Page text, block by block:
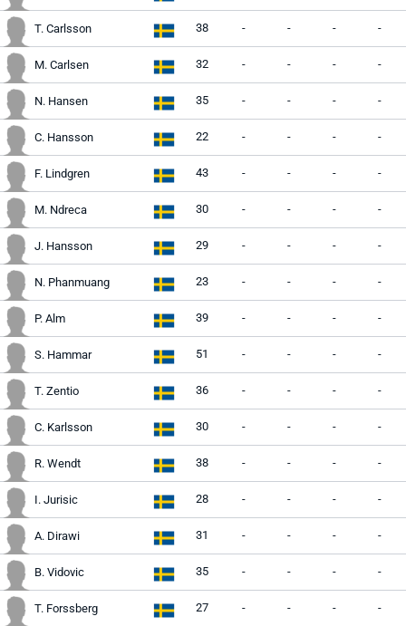
T. Carlsson 38 - - - -
M. Carlsen 32 - - - -
N. Hansen 35 - - - -
C. Hansson 22 - - - -
F. Lindgren 43 - - - -
M. Ndreca 30 - - - -
J. Hansson 29 - - - -
N. Phanmuang 23 - - - -
P. Alm 39 - - - -
S. Hammar 51 - - - -
T. Zentio 36 - - - -
C. Karlsson 30 - - - -
R. Wendt 38 - - - -
I. Jurisic 28 - - - -
A. Dirawi 31 - - - -
B. Vidovic 35 - - - -
T. Forssberg 27 - - - -